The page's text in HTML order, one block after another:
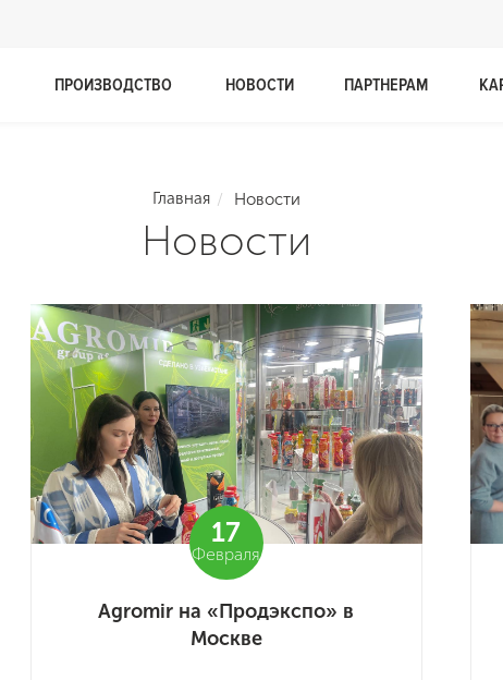
ПРОИЗВОДСТВО НОВОСТИ ПАРТНЕРАМ
Главная Новости
Новости
17
Февраля
Agromir на «Продэкспо» в
Москве